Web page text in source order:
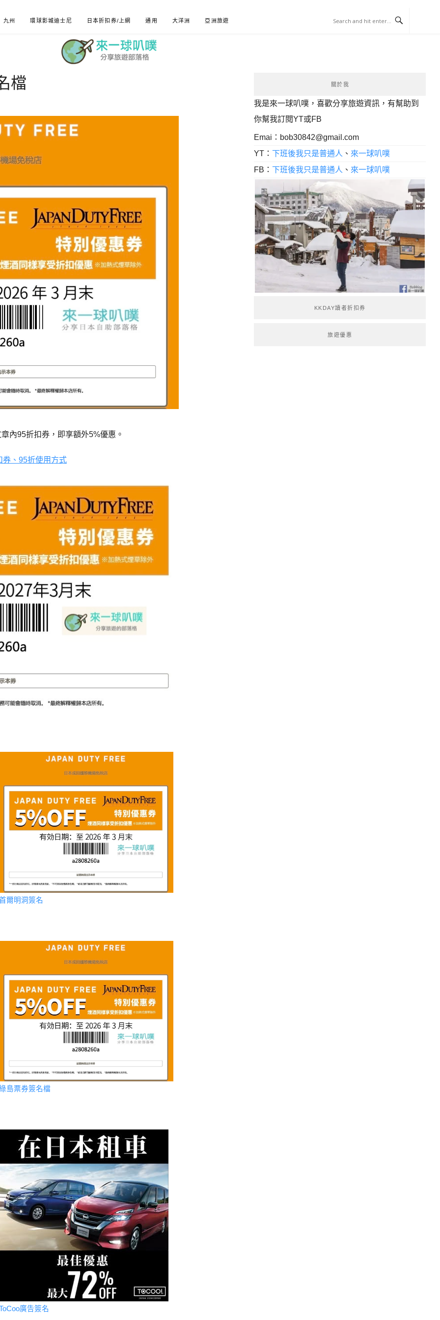
九州 環球影城迪士尼 日本折扣券/上網 通用 大洋洲 亞洲旅遊
檔
內95折扣券，即享額外5%優惠。
、95折使用方式
爾明洞簽名
島票券簽名檔
廣告簽名
關於我
我是來一球叭噗，喜歡分享旅遊資訊，有幫助到
你幫我訂閱YT或FB
Emai： bob30842@gmail.com
YT：下班後我只是普通人 、 來一球叭噗
FB：下班後我只是普通人 、 來一球叭噗
KKDAY讀者折扣券
旅遊優惠